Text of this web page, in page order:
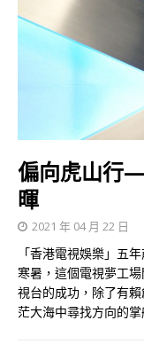
偏向虎山行
暉
2021 年 04 月 22 日
「香港電視娛樂」五
寒暑，這個電視夢工
視台的成功，除了有
茫大海中尋找方向的